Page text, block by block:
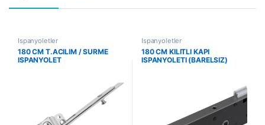
İspanyoletler
180 CM T.ACILIM / SURME
ISPANYOLET
İspanyoletler
180 CM KILITLI KAPI
ISPANYOLETI (BARELSIZ)